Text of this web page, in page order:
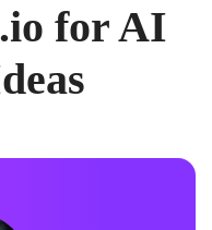
for AI